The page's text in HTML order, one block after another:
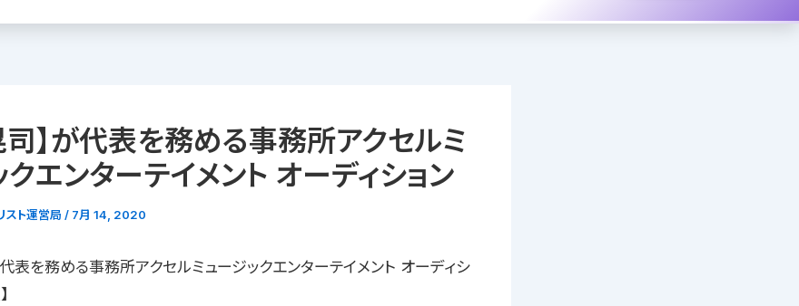
司】が代表を務める事務所アクセルミ
クエンターテイメント オーディション
スト運営局 / 7月 14, 2020
代表を務める事務所アクセルミュージックエンターテイメント オーディシ